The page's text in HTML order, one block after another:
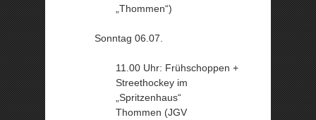
„Thommen“)
Sonntag 06.07.
11.00 Uhr: Frühschoppen +
Streethockey im
„Spritzenhaus“
Thommen (JGV